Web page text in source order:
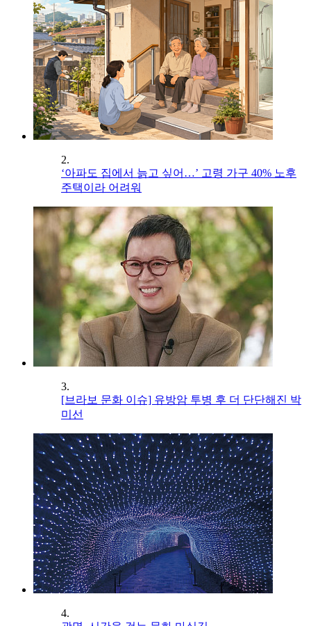
2.
‘아파도 집에서 늙고 싶어…’ 고령 가구 40% 노후
주택이라 어려워
3.
[브라보 문화 이슈] 유방암 투병 후 더 단단해진 박
미선
4.